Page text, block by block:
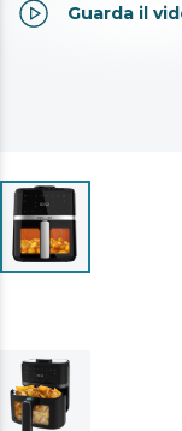
Guarda il